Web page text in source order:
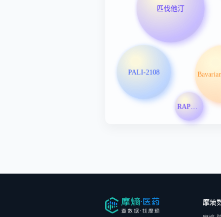
PALI-2108
RAPT Therapeutics Inc
匹伐他汀
摩熵